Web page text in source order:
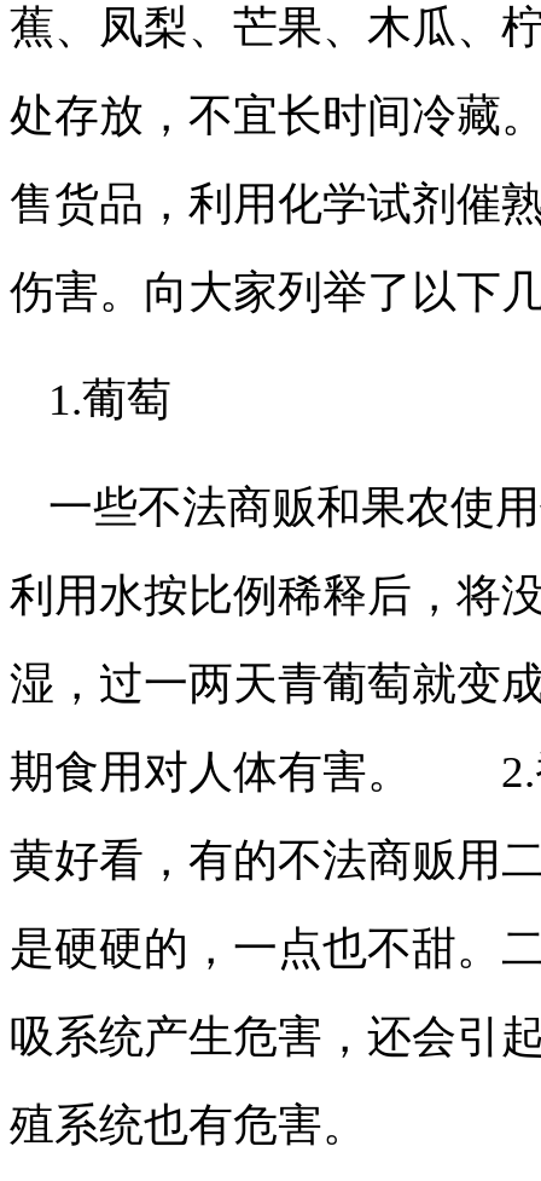
蕉、凤梨、芒果、木瓜、
处存放，不宜长时间冷藏
售货品，利用化学试剂催
伤害。向大家列举了以下
1.葡萄
一些不法商贩和果农使
利用水按比例稀释后，将
湿，过一两天青葡萄就变
期食用对人体有害。
黄好看，有的不法商贩用
是硬硬的，一点也不甜。
吸系统产生危害，还会引
殖系统也有危害。